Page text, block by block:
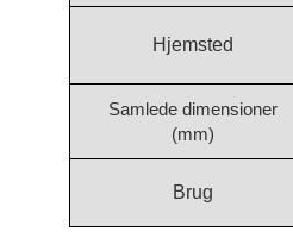
Hjemsted
Samlede dimensioner
(mm)
Brug